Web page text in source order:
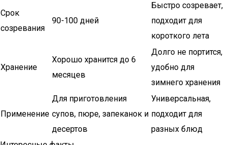
Срок
созревания
90-100 дней
Быстро созревает,
подходит для
короткого лета
Хранение
Хорошо хранится до 6
месяцев
Долго не портится,
удобно для
зимнего хранения
Применение
Для приготовления
супов, пюре, запеканок и
десертов
Универсальная,
подходит для
разных блюд